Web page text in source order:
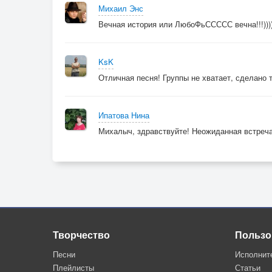
Михаил Энс
Вечная история или ЛюбоФьССССС
KsK
Отличная песня! Группы не хватает,
Ипатова Нина
Михалыч, здравствуйте! Неожиданная
Творчество
Песни
Плейлисты
Статьи